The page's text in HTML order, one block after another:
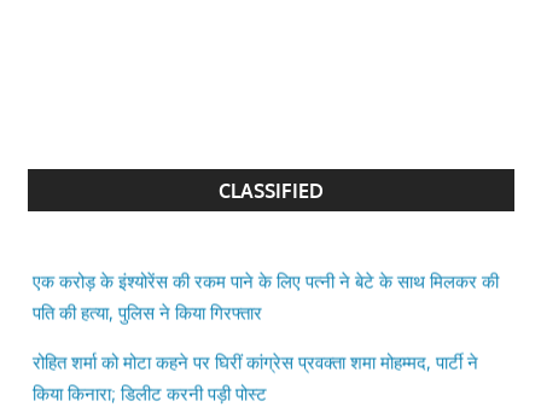
CLASSIFIED
रोहित शर्मा को मोटा कहने पर घिरीं कांग्रेस प्रवक्ता शमा मोहम्मद, पार्टी ने
बिहार विधानसभा में विपक्ष का हंगामा, वेल में पहुंचकर विधायकों ने की नारेबाजी